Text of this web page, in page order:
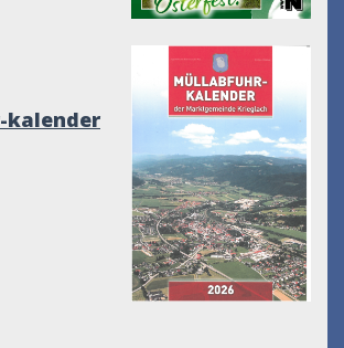
kalender